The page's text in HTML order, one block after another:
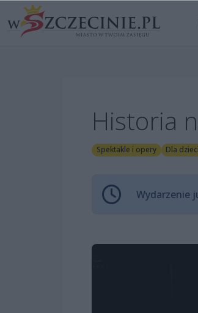
Historia
Spektakle i opery Dla dzieci
Wydarzenie